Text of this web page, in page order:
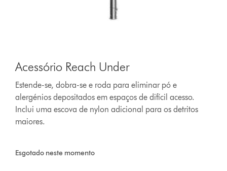
Acessório Reach Under
Estende-se, dobra-se e roda para eliminar pó e
alergénios depositados em espaços de difícil acesso.
Inclui uma escova de nylon adicional para os detritos
maiores.
Esgotado neste momento